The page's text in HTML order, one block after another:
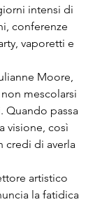
intensi di
conferenze
vaporetti e
Moore,
mescolarsi
Quando passa
visione, così
credi di averla
artistico
la fatidica